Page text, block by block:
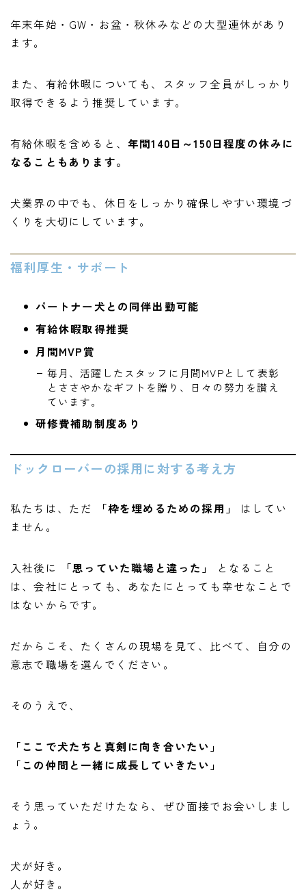
年末年始・GW・お盆・秋休みなどの大型連休があり
ます。
また、有給休暇についても、スタッフ全員がしっかり
取得できるよう推奨しています。
有給休暇を含めると、 年間140日～150日程度の休みに
なることもあります。
犬業界の中でも、休日をしっかり確保しやすい環境づ
くりを大切にしています。
福利厚生・サポート
パートナー犬との同伴出勤可能
有給休暇取得推奨
月間MVP賞
毎月、活躍したスタッフに月間MVPとして表彰
とささやかなギフトを贈り、日々の努力を讃え
ています。
研修費補助制度あり
ドックローバーの採用に対する考え方
私たちは、ただ 「枠を埋めるための採用」
はしてい
ません。
入社後に 「思っていた職場と違った」
となること
は、会社にとっても、あなたにとっても幸せなことで
はないからです。
だからこそ、たくさんの現場を見て、比べて、自分の
意志で職場を選んでください。
そのうえで、
「ここで犬たちと真剣に向き合いたい」
「この仲間と一緒に成長していきたい」
そう思っていただけたなら、ぜひ面接でお会いしまし
ょう。
犬が好き。
人が好き。